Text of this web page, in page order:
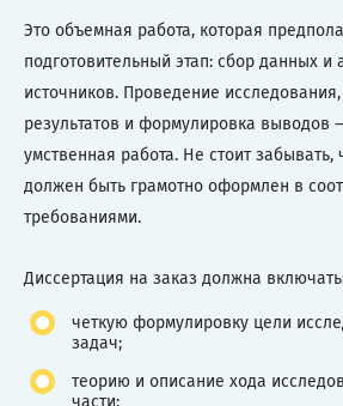
Это объемная работа, которая
подготовительный этап: сбор данных и
источников. Проведение
результатов и формулировка выводов
умственная работа. Не стоит забывать,
должен быть грамотно оформлен в
требованиями.
Диссертация на заказ должна
четкую формулировку цели
задач;
теорию и описание хода